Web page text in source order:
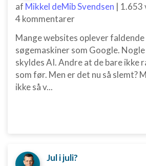
af Mikkel deMib Svendsen | 1.653
4 kommentarer
Mange websites oplever
søgemaskiner som Google.
skyldes AI. Andre at de bare ikke
som før. Men er det nu så slemt?
ikke så v...
Jul i juli?